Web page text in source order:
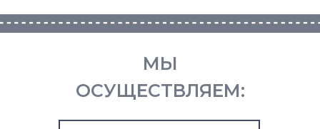
МЫ
ОСУЩЕСТВЛЯЕМ: